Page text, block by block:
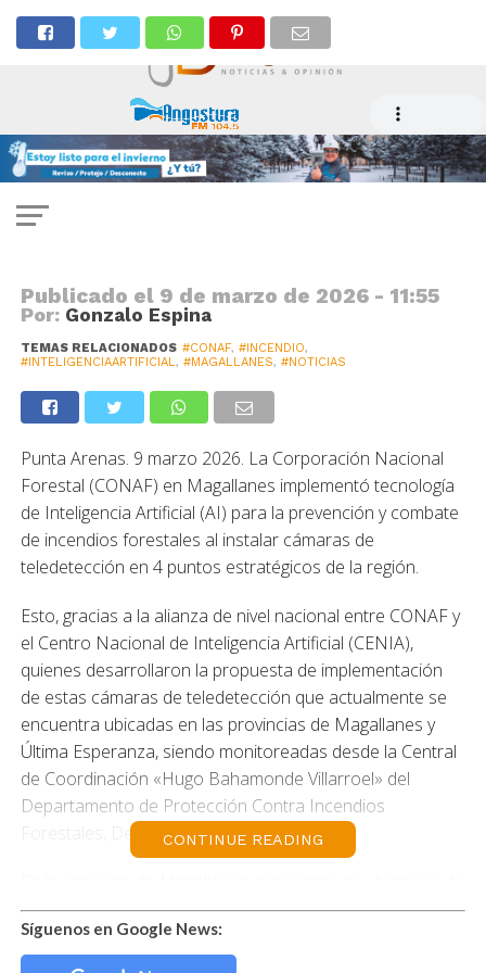
Instalan cámaras de teledetección
con IA para la prevención de
incendios forestales
Publicado el 9 de marzo de 2026 - 11:55
Por: Gonzalo Espina
TEMAS RELACIONADOS #CONAF, #INCENDIO,
#INTELIGENCIAARTIFICIAL, #MAGALLANES, #NOTICIAS
Punta Arenas. 9 marzo 2026. La Corporación Nacional
Forestal (CONAF) en Magallanes implementó tecnología
de Inteligencia Artificial (AI) para la prevención y combate
de incendios forestales al instalar cámaras de
teledetección en 4 puntos estratégicos de la región.
Esto, gracias a la alianza de nivel nacional entre CONAF y
el Centro Nacional de Inteligencia Artificial (CENIA),
quienes desarrollaron la propuesta de implementación
de estas cámaras de teledetección que actualmente se
encuentra ubicadas en las provincias de Magallanes y
Última Esperanza, siendo monitoreadas desde la Central
de Coordinación «Hugo Bahamonde Villarroel» del
Departamento de Protección Contra Incendios
Forestales, Deprif, de CONAF.
las distintas cámaras son la parte alta del Edificio del Agro
en Punta Arenas y en un sector de Parque del Estrecho,
en Fuerte Bulnes; mientras que en Última Esperanza en la
CONTINUE READING
Síguenos en Google News: